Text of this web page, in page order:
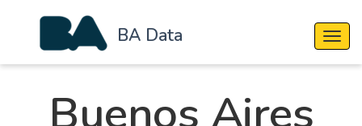
BA Data
Buenos Aires